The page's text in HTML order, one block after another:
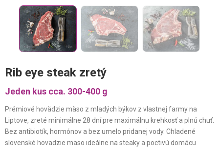
Rib eye steak zretý
Jeden kus cca. 300-400 g
Prémiové hovädzie mäso z mladých býkov z vlastnej farmy na
Liptove, zreté minimálne 28 dní pre maximálnu krehkosť a plnú chuť.
Bez antibiotík, hormónov a bez umelo pridanej vody. Chladené
slovenské hovädzie mäso ideálne na steaky a poctivú domácu